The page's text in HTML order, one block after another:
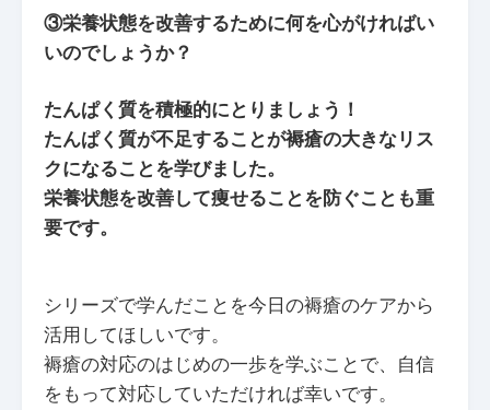
③栄養状態を改善するために何を心がければい
いのでしょうか？
たんぱく質を積極的にとりましょう！
たんぱく質が不足することが褥瘡の大きなリス
クになることを学びました。
栄養状態を改善して痩せることを防ぐことも重
要です。
シリーズで学んだことを今日の褥瘡のケアから
活用してほしいです。
褥瘡の対応のはじめの一歩を学ぶことで、自信
をもって対応していただければ幸いです。